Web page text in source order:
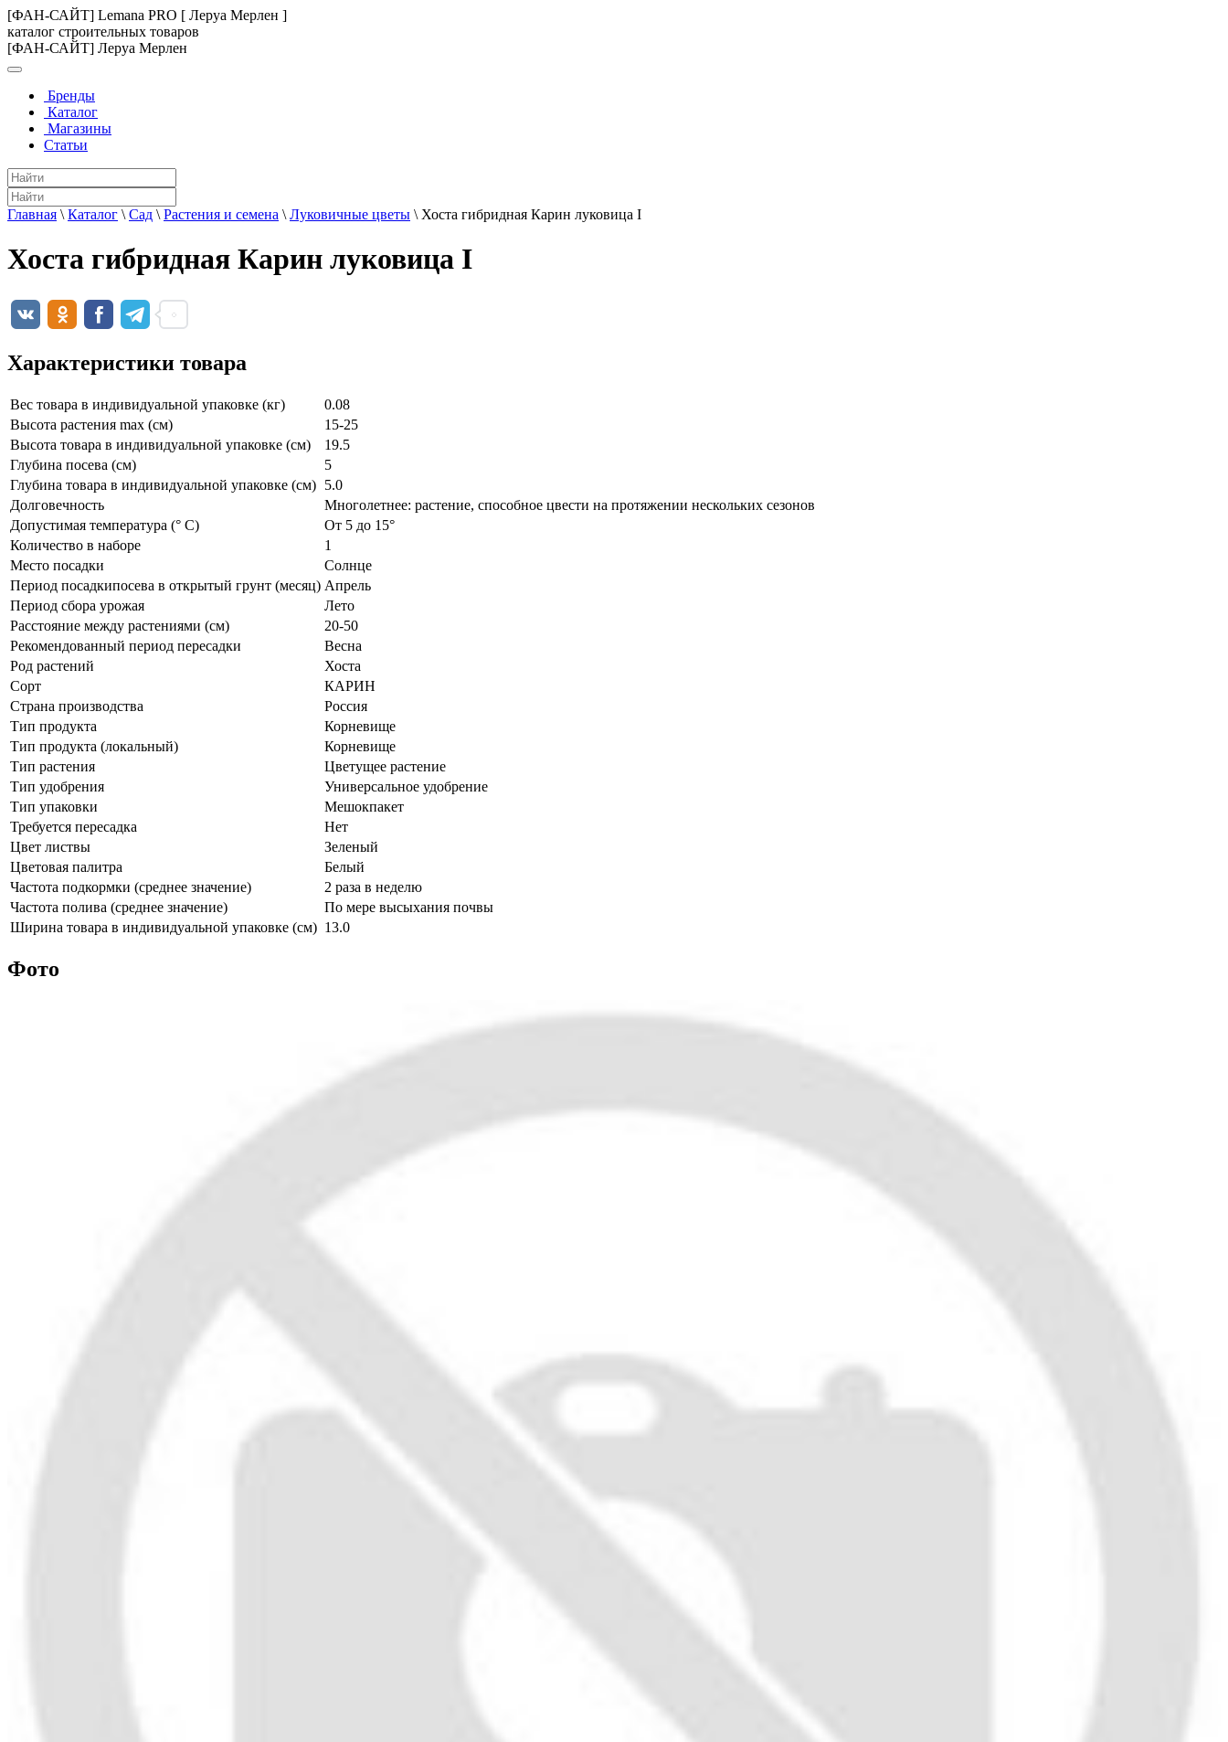
[ФАН-САЙТ] Lemana PRO [ Леруа Мерлен ]
каталог строительных товаров
[ФАН-САЙТ] Леруа Мерлен
Бренды
Каталог
Магазины
Статьи
Главная \ Каталог \ Сад \ Растения и семена \ Луковичные цветы \ Хоста гибридная Карин луковица I
Хоста гибридная Карин луковица I
Характеристики товара
Вес товара в индивидуальной упаковке (кг)
0.08
Высота растения max (см)
15-25
Высота товара в индивидуальной упаковке (см)
19.5
Глубина посева (см)
5
Глубина товара в индивидуальной упаковке (см) 5.0
Долговечность
Многолетнее: растение, способное цвести на протяжении нескольких сезонов
Допустимая температура (° C)
От 5 до 15°
Количество в наборе
1
Место посадки
Солнце
Период посадкипосева в открытый грунт (месяц) Апрель
Период сбора урожая
Лето
Расстояние между растениями (см)
20-50
Рекомендованный период пересадки
Весна
Род растений
Хоста
Сорт
КАРИН
Страна производства
Россия
Тип продукта
Корневище
Тип продукта (локальный)
Корневище
Тип растения
Цветущее растение
Тип удобрения
Универсальное удобрение
Тип упаковки
Мешокпакет
Требуется пересадка
Нет
Цвет листвы
Зеленый
Цветовая палитра
Белый
Частота подкормки (среднее значение)
2 раза в неделю
Частота полива (среднее значение)
По мере высыхания почвы
Ширина товара в индивидуальной упаковке (см) 13.0
Фото